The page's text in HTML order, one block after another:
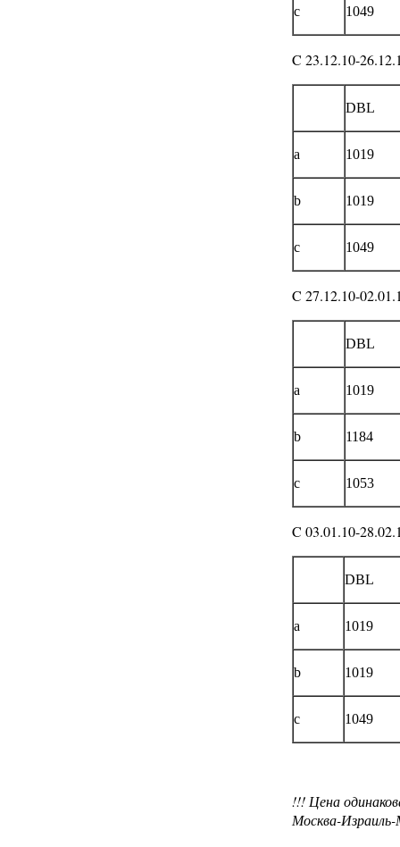
c 1049
C 23.12.10-
DBL
a 1019
b 1019
c 1049
C 27.12.10-
DBL
a 1019
b 1184
c 1053
C 03.01.10-
DBL
a 1019
b 1019
c 1049
!!! Цена
Москва-